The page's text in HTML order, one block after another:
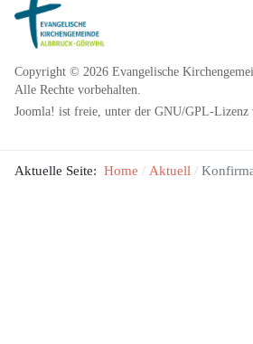
Copyright © 2026 Evangelische
Alle Rechte vorbehalten.
Joomla! ist freie, unter der GNU/GPL-Lizenz
Aktuelle Seite: Home Aktuell